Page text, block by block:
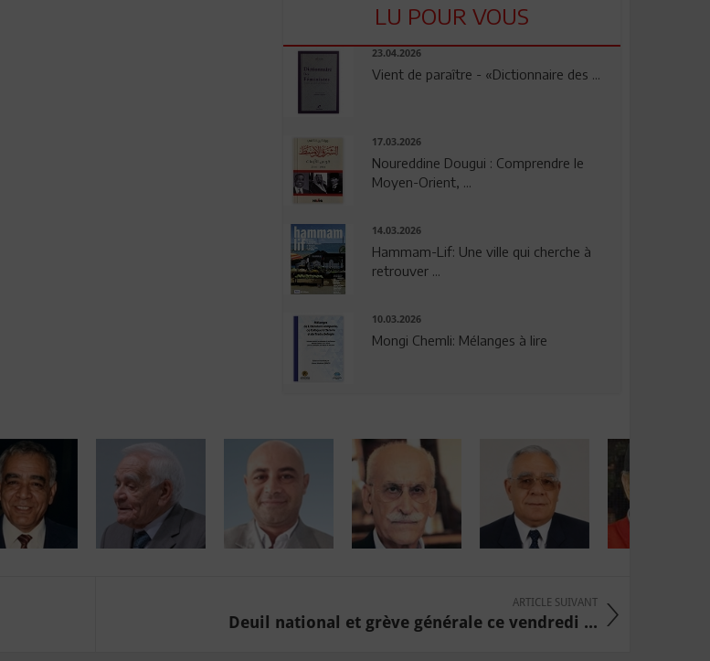
LU POUR VOUS
23.04.2026
Vient de paraître - «Dictionnaire des ...
17.03.2026
Noureddine Dougui : Comprendre le
Moyen-Orient, ...
14.03.2026
Hammam-Lif: Une ville qui cherche à
retrouver ...
10.03.2026
Mongi Chemli: Mélanges à lire
ARTICLE SUIVANT
Deuil national et grève générale ce vendredi ...